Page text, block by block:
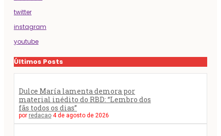
twitter
instagram
youtube
Últimos Posts
Dulce María lamenta demora por
material inédito do RBD: “Lembro dos
fãs todos os dias”
por redacao 4 de agosto de 2026